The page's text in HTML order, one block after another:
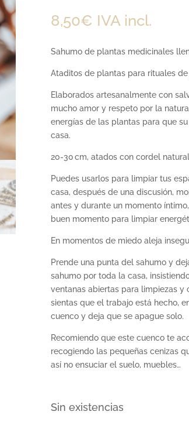
8,50€ IVA incl.
Sahumode plantas medicinales
Ataditosde plantas para rituales
Elaborados artesanalmente con
mucho amor y respeto por la
energías de las plantas para que
casa.
20-30 cm, atados con cordel
Puedes usarlos para limpiar tus
casa, después de una discusión,
antes y durante un momento
buen momento para limpiar
En momentos de miedo aleja
Prende una punta del sahumoy
sahumopor toda la casa,
ventanas abiertas para limpiezas y
sientas que el trabajo está hecho,
cuenco y deja que se apague solo.
Recomiendo que este cuenco te
recogiendo las pequeñas cenizas
así no ensuciar el suelo, muebles…
Sin existencias